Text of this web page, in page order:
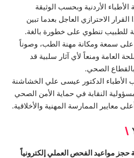
الأردنية وبحسب الوثيقة
الاحترازي العاجل بعدما تبين
للطبيب تنطوي على خطورة بالغة.
سمعة ومكانة مهنة الطب، وصوناً
العامة ومنعاً لأي آثار سلبية قد
الصحي.
الأطباء الدكتور عيسى علي الخشاشنة
النقابة في حماية الأمن الصحي
معايير الممارسة المهنية والأخلاقية.
مواعيد الفحص العملي إلكترونياً